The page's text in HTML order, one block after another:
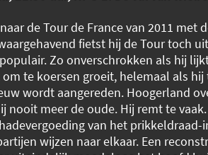
de Tour de France van 2011 met
fietst hij de Tour toch
Zo onverschrokken als hij
om te koersen groeit, helemaal als
wordt aangereden. Hoogerland
nooit meer de oude. Hij remt te
van het prikkeldraad-
wijzen naar elkaar. Een